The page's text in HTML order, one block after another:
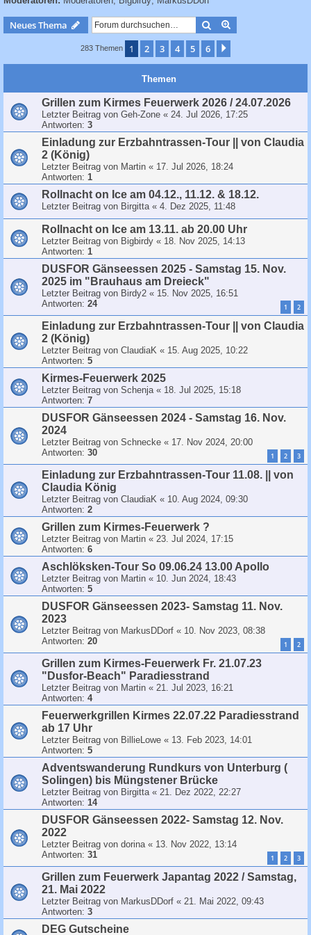
Neues Thema Suche
283 Themen 1 2 3 4 5 6
Themen
Grillen zum Kirmes Feuerwerk 2026 / 24.07.2026
Letzter Beitrag von Geh-Zone « 24. Jul 2026, 17:25
Antworten: 3
Einladung zur Erzbahntrassen-Tour || von Claudia
2 (König)
Letzter Beitrag von Martin « 17. Jul 2026, 18:24
Antworten: 1
Rollnacht on Ice am 04.12., 11.12. & 18.12.
Letzter Beitrag von Birgitta« 4. Dez 2025, 11:48
Rollnacht on Ice am 13.11. ab 20.00 Uhr
Letzter Beitrag von Bigbirdy « 18. Nov 2025, 14:13
Antworten: 1
DUSFOR Gänseessen 2025 - Samstag 15. Nov.
2025 im "Brauhaus am Dreieck"
Letzter Beitrag von Birdy2 « 15. Nov 2025, 16:51
Antworten: 24 1 2
Einladung zur Erzbahntrassen-Tour || von Claudia
2 (König)
Letzter Beitrag von ClaudiaK « 15. Aug 2025, 10:22
Antworten: 5
Kirmes-Feuerwerk 2025
Letzter Beitrag von Schenja« 18. Jul 2025, 15:18
Antworten: 7
DUSFOR Gänseessen 2024 - Samstag 16. Nov.
2024
Letzter Beitrag von Schnecke « 17. Nov 2024, 20:00
Antworten: 30 1 2 3
Einladung zur Erzbahntrassen-Tour 11.08. || von
Claudia König
Letzter Beitrag von ClaudiaK « 10. Aug 2024, 09:30
Antworten: 2
Grillen zum Kirmes-Feuerwerk ?
Letzter Beitrag von Martin « 23. Jul 2024, 17:15
Antworten: 6
Aschlöksken-Tour So 09.06.24 13.00 Apollo
Letzter Beitrag von Martin « 10. Jun 2024, 18:43
Antworten: 5
DUSFOR Gänseessen 2023- Samstag 11. Nov.
2023
Letzter Beitrag von MarkusDDorf « 10. Nov 2023, 08:38
Antworten: 20 1 2
Grillen zum Kirmes-Feuerwerk Fr. 21.07.23
"Dusfor-Beach" Paradiesstrand
Letzter Beitrag von Martin « 21. Jul 2023, 16:21
Antworten: 4
Feuerwerkgrillen Kirmes 22.07.22 Paradiesstrand
ab 17 Uhr
Letzter Beitrag von BillieLowe « 13. Feb 2023, 14:01
Antworten: 5
Adventswanderung Rundkurs von Unterburg (
Solingen) bis Müngstener Brücke
Letzter Beitrag von Birgitta« 21. Dez 2022, 22:27
Antworten: 14
DUSFOR Gänseessen 2022- Samstag 12. Nov.
2022
Letzter Beitrag von dorina« 13. Nov 2022, 13:14
Antworten: 31 1 2 3
Grillen zum Feuerwerk Japantag 2022 / Samstag,
21. Mai 2022
Letzter Beitrag von MarkusDDorf « 21. Mai 2022, 09:43
Antworten: 3
DEG Gutscheine